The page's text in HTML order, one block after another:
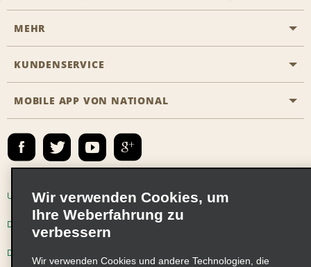
Eine Reservierung vornehmen
Das Business Rental Programm
Emerald Club Anmelden
MEHR
Karriere
KUNDENSERVICE
Barrierefreiheit
Kontakt
E-Mail anmelden
MOBILE APP VON NATIONAL
Unternehmensinformationen Nutzungsbedingungen
Datenschutzrichtlinie Cookie-Richtlinie
Datenschutzoptionen
Wir verwenden Cookies, um
Ihre Weberfahrung zu
verbessern
Wir verwenden Cookies und andere Technologien, die